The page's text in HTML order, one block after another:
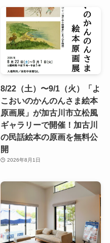
8/22（土）〜9/1（火）「よ
こおいのかんのんさま絵本
原画展」が加古川市立松風
ギャラリーで開催！加古川
の民話絵本の原画を無料公
開
2026年8月1日